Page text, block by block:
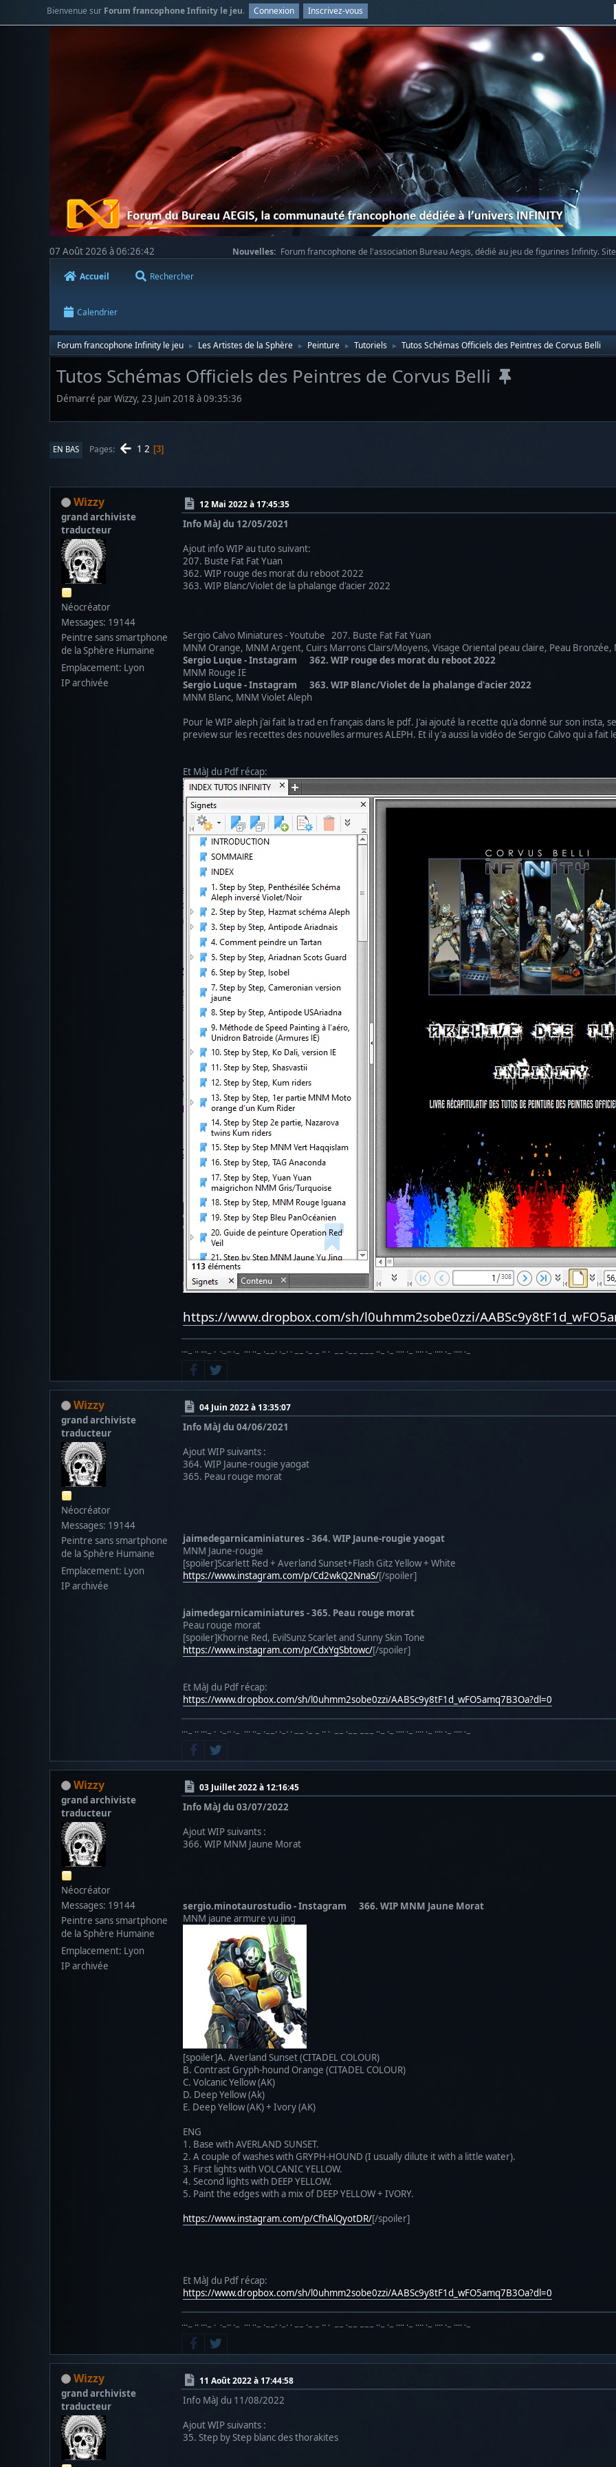
Bienvenue sur Forum francophone Infinity le jeu. Connexion Inscrivez-vous
07 Août 2026 à 06:26:42 Nouvelles: Forum francophone de l'association Bureau Aegis, dédié au jeu de figurines Infinity.
Accueil Rechercher
Calendrier
Forum francophone Infinity le jeu ► Les Artistes de la Sphère ► Peinture ► Tutoriels ► Tutos Schémas Officiels des Peintres de Corvus Belli
Tutos Schémas Officiels des Peintres de Corvus Belli
Démarré par Wizzy, 23 Juin 2018 à 09:35:36
EN BAS Pages 1 2 3
Wizzy
grand archiviste
traducteur
Néocréator
Messages: 19144
Peintre sans smartphone
de la Sphère Humaine
Emplacement: Lyon
IP archivée
12 Mai 2022 à 17:45:35
Info MàJ du 12/05/2021
Ajout info WIP au tuto suivant:
207. Buste Fat Fat Yuan
362. WIP rouge des morat du reboot 2022
363. WIP Blanc/Violet de la phalange d'acier 2022
Sergio Calvo Miniatures - Youtube 207. Buste Fat Fat Yuan
MNM Orange, MNM Argent, Cuirs Marrons Clairs/Moyens, Visage Oriental peau claire, Peau
Sergio Luque - Instagram 362. WIP rouge des morat du reboot 2022
MNM Rouge IE
Sergio Luque - Instagram 363. WIP Blanc/Violet de la phalange d'acier 2022
MNM Blanc, MNM Violet Aleph
Pour le WIP aleph j'ai fait la trad en français dans le pdf. J'ai ajouté la recette qu'a donné sur son
preview sur les recettes des nouvelles armures ALEPH. Et il y'a aussi la vidéo de Sergio Calvo qui a fait
Et MàJ du Pdf récap:
https://www.dropbox.com/sh/l0uhmm2sobe0zzi/
···− ·· ···− · ·−·· ·− ··· ··− ·−−· ·−· · −− ·− − ·· · −− ·−− −−− ··− ·− ···· ·− ···· ·− ···· ·− ···· ·−
Wizzy
grand archiviste
traducteur
Néocréator
Messages: 19144
Peintre sans smartphone
de la Sphère Humaine
Emplacement: Lyon
IP archivée
04 Juin 2022 à 13:35:07
Info MàJ du 04/06/2021
Ajout WIP suivants :
364. WIP Jaune-rougie yaogat
365. Peau rouge morat
jaimedegarnicaminiatures - 364. WIP Jaune-rougie yaogat
MNM Jaune-rougie
[spoiler]Scarlett Red + Averland Sunset+Flash Gitz Yellow + White
https://www.instagram.com/p/Cd2wkQ2NnaS/[/spoiler]
jaimedegarnicaminiatures - 365. Peau rouge morat
Peau rouge morat
[spoiler]Khorne Red, EvilSunz Scarlet and Sunny Skin Tone
https://www.instagram.com/p/CdxYgSbtowc/[/spoiler]
Et MàJ du Pdf récap:
https://www.dropbox.com/sh/l0uhmm2sobe0zzi/AABSc9y8tF1d_wFO5amq7B3Oa?dl=0
···− ·· ···− · ·−·· ·− ··· ··− ·−−· ·−· · −− ·− − ·· · −− ·−− −−− ··− ·− ···· ·− ···· ·− ···· ·− ···· ·−
Wizzy
grand archiviste
traducteur
Néocréator
Messages: 19144
Peintre sans smartphone
de la Sphère Humaine
Emplacement: Lyon
IP archivée
03 Juillet 2022 à 12:16:45
Info MàJ du 03/07/2022
Ajout WIP suivants :
366. WIP MNM Jaune Morat
sergio.minotaurostudio - Instagram 366. WIP MNM Jaune Morat
MNM jaune armure yu jing
[spoiler]A. Averland Sunset (CITADEL COLOUR)
B. Contrast Gryph-hound Orange (CITADEL COLOUR)
C. Volcanic Yellow (AK)
D. Deep Yellow (Ak)
E. Deep Yellow (AK) + Ivory (AK)
ENG
1. Base with AVERLAND SUNSET.
2. A couple of washes with GRYPH-HOUND (I usually dilute it with a little water).
3. First lights with VOLCANIC YELLOW.
4. Second lights with DEEP YELLOW.
5. Paint the edges with a mix of DEEP YELLOW + IVORY.
https://www.instagram.com/p/CfhAlQyotDR/[/spoiler]
Et MàJ du Pdf récap:
https://www.dropbox.com/sh/l0uhmm2sobe0zzi/AABSc9y8tF1d_wFO5amq7B3Oa?dl=0
···− ·· ···− · ·−·· ·− ··· ··− ·−−· ·−· · −− ·− − ·· · −− ·−− −−− ··− ·− ···· ·− ···· ·− ···· ·− ···· ·−
Wizzy
grand archiviste
traducteur
11 Août 2022 à 17:44:58
Info MàJ du 11/08/2022
Ajout WIP suivants :
35. Step by Step blanc des thorakites